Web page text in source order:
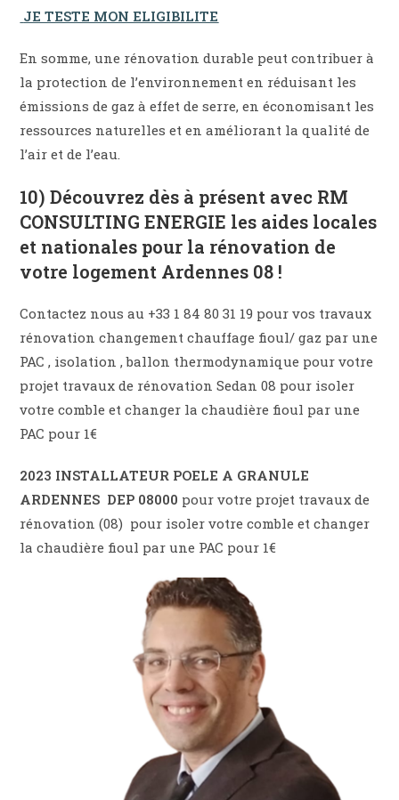
JE TESTE MON ELIGIBILITE
En somme, une rénovation durable peut contribuer à
la protection de l’environnement en réduisant les
émissions de gaz à effet de serre, en économisant les
ressources naturelles et en améliorant la qualité de
l’air et de l’eau.
10) Découvrez dès à présent avec RM
CONSULTING ENERGIE les aides locales
et nationales pour la rénovation de
votre logement Ardennes 08 !
Contactez nous au +33 1 84 80 31 19 pour vos travaux
rénovation changement chauffage fioul/ gaz par une
PAC , isolation , ballon thermodynamique pour votre
projet travaux de rénovation Sedan 08 pour isoler
votre comble et changer la chaudière fioul par une
PAC pour 1€
2023 INSTALLATEUR POELE A GRANULE
ARDENNES DEP 08000 pour votre projet travaux de
rénovation (08) pour isoler votre comble et changer
la chaudière fioul par une PAC pour 1€